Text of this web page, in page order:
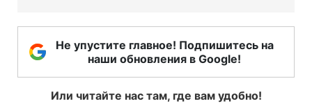
Не упустите главное! Подпишитесь на
наши обновления в Google!
Или читайте нас там, где вам удобно!